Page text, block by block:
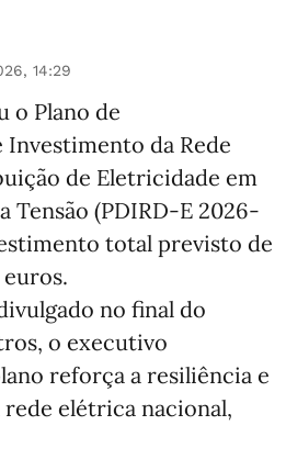
14:29
o Plano de
da Rede
de Eletricidade em
Tensão (PDIRD-E 2026-
total previsto de
no final do
o executivo
reforça a resiliência e
elétrica nacional,